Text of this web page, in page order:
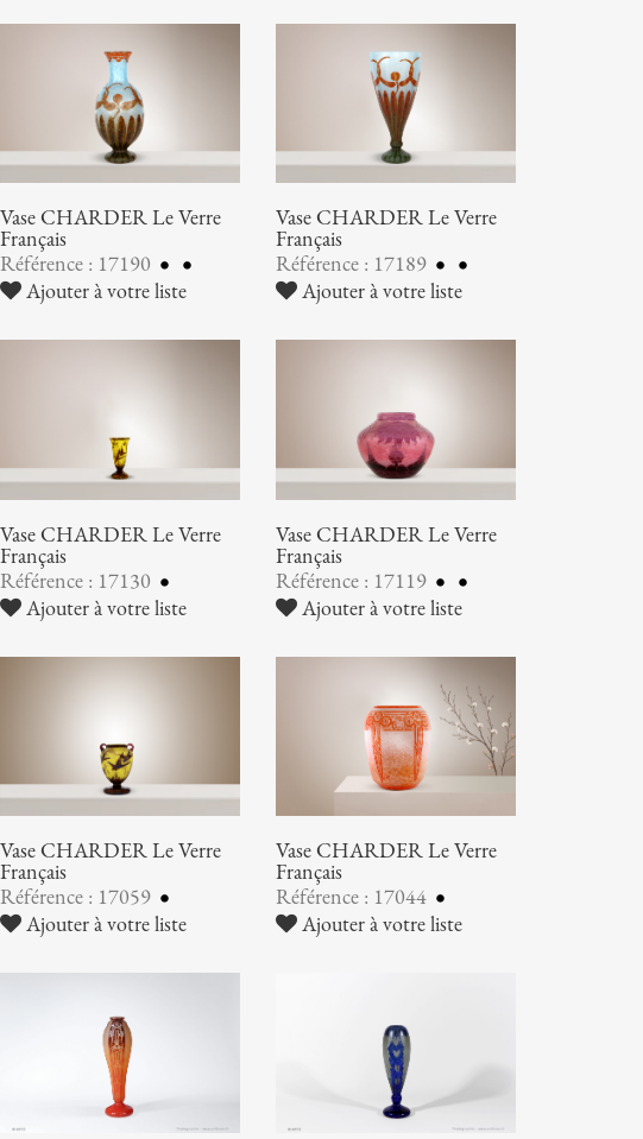
Vase CHARDER Le Verre
Français
Référence : 17190
Ajouter à votre liste
Vase CHARDER Le Verre
Français
Référence : 17189
Ajouter à votre liste
Vase CHARDER Le Verre
Français
Référence : 17130
Ajouter à votre liste
Vase CHARDER Le Verre
Français
Référence : 17119
Ajouter à votre liste
Vase CHARDER Le Verre
Français
Référence : 17059
Ajouter à votre liste
Vase CHARDER Le Verre
Français
Référence : 17044
Ajouter à votre liste